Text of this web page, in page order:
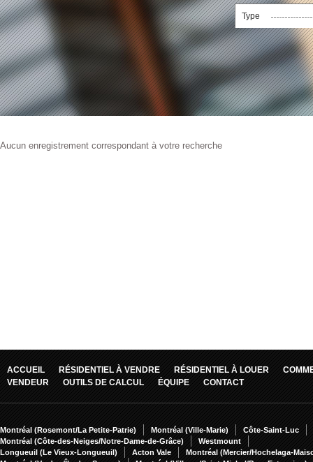
Type
Aucun enregistrement correspondant à votre recherche
ACCUEIL RÉSIDENTIEL À VENDRE RÉSIDENTIEL À LOUER
VENDEUR
OUTILS DE CALCUL ÉQUIPE CONTACT
Montréal (Rosemont/La Petite-Patrie) Montréal (Ville-Marie)
Côte-Saint-Luc
Montréal (Côte-des-Neiges/Notre-Dame-de-Grâce)
Westmount
Longueuil (Le Vieux-Longueuil)
Acton Vale
Montréal (Mercier/Hochelaga-